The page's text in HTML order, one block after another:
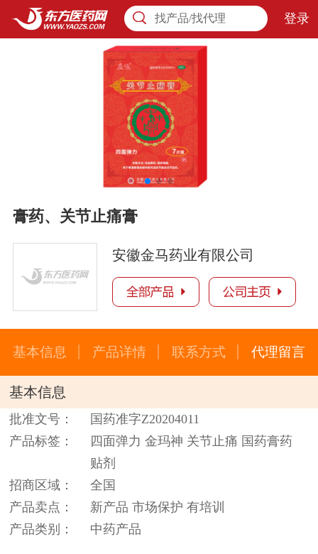
找产品/找代理 登录
膏药、关节止痛膏
安徽金马药业有限公司
基本信息 产品详情 联系方式 代理留言
基本信息
批准文号：
国药准字Z20204011
产品标签：
四面弹力 金玛神 关节止痛 国药膏药
贴剂
招商区域：
全国
产品卖点：
新产品 市场保护 有培训
产品类别：
中药产品